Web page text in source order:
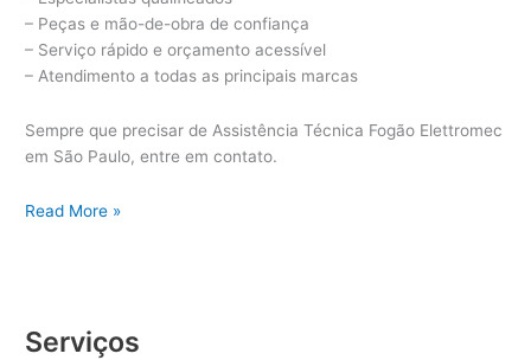
– Peças e mão-de-obra de confiança
– Serviço rápido e orçamento acessível
– Atendimento a todas as principais marcas
Sempre que precisar de Assistência Técnica Fogão Elettromec
em São Paulo, entre em contato.
Assistência
Read More »
Serviços